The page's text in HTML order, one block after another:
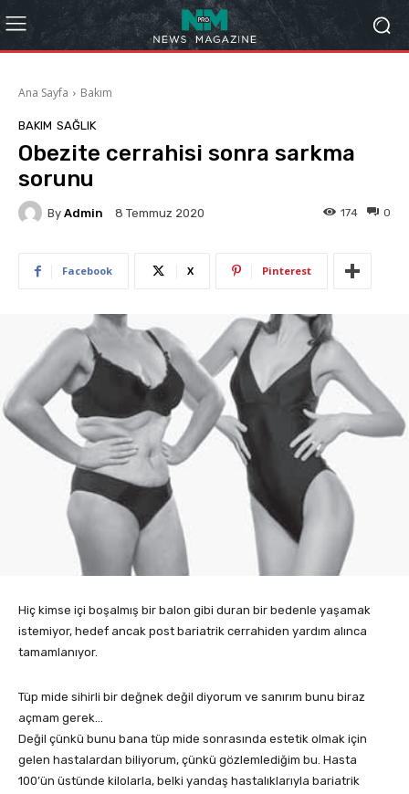
Ana Sayfa Bakım
BAKIM SAĞLIK
Obezite cerrahisi sonra sarkma
sorunu
By Admin 8 Temmuz 2020 0
174
Facebook X Pinterest
Hiç kimse içi boşalmış bir balon gibi duran bir bedenle yaşamak
istemiyor, hedef ancak post bariatrik cerrahiden yardım alınca
tamamlanıyor.
Tüp mide sihirli bir değnek değil diyorum ve sanırım bunu biraz
açmam gerek…
Değil çünkü bunu bana tüp mide sonrasında estetik olmak için
gelen hastalardan biliyorum, çünkü gözlemlediğim bu. Hasta
100’ün üstünde kilolarla, belki yandaş hastalıklarıyla bariatrik